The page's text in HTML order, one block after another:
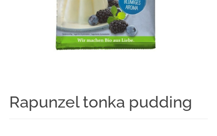
Rapunzel tonka pudding